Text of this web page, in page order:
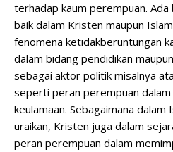
terhadap kaum perempuan. Ada
baik dalam Kristen maupun
fenomena ketidakberuntungan
dalam bidang pendidikan
sebagai aktor politik misalnya
seperti peran perempuan
keulamaan. Sebagaimana
uraikan, Kristen juga dalam
peran perempuan dalam